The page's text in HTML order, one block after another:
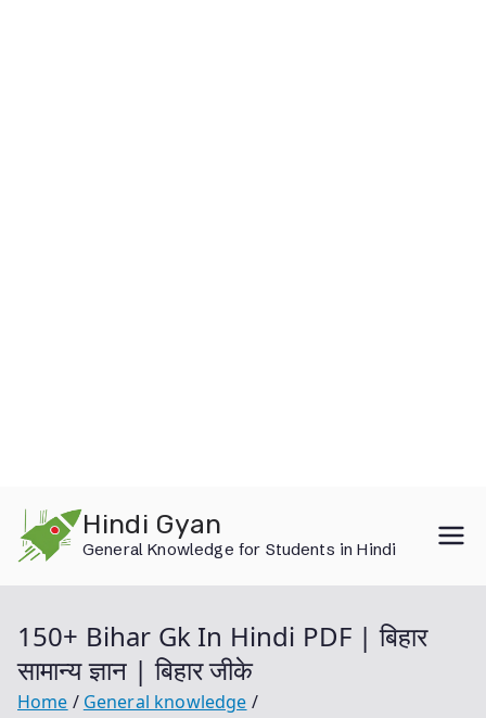
content
Hindi Gyan
General Knowledge for Students in Hindi
150+ Bihar Gk In Hindi PDF | बिहार
सामान्य ज्ञान | बिहार जीके
Home
General knowledge